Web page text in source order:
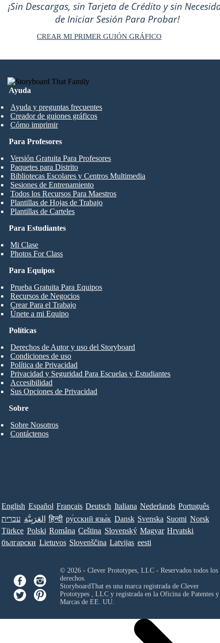
¡Sin Descargas, sin Tarjeta de Crédito y sin
de Iniciar Sesión Para Probar!
CREAR MI PRIMER GUIÓN GRÁFICO
Ayuda
Ayuda y preguntas frecuentes
Creador de guiones gráficos
Cómo imprimir
Para Estudiantes
Mi Clase
Photos For Class
Para Profesores
Versión Gratuita Para Profesores
Paquetes para Distrito
Bibliotecas Escolares y Centros Multimedia
Sesiones de Entrenamiento
Todos los Recursos Para Maestros
Plantillas de Hojas de Trabajo
Plantillas de Carteles
Para Equipos
Prueba Gratuita Para Equipos
Recursos de Negocios
Crear Para el Trabajo
Únete a mi Equipo
Sobre
Sobre Nosotros
Contáctenos
Políticas
Derechos de Autor y uso del Storyboard
Condiciones de uso
Política de Privacidad
Privacidad y Seguridad Para Escuelas y Estudiantes
Accesibilidad
Sus Opciones de Privacidad
English Español Français Deutsch Italiana Nederlands Português
עברית العَرَبِيَّة हिन्दी ру́сский язы́к Dansk Svenska Suomi Norsk
Türkçe Polski Româna Ceština Slovenský Magyar Hrvatski
български Lietuvos Slovenščina Latvijas eesti
© 2026 - Clever Prototypes, LLC - Reservados todos los
derechos.
StoryboardThat es una marca registrada de Clever
Prototypes , LLCy registrada en la Oficina de Patentes y
Marcas de EE. UU.